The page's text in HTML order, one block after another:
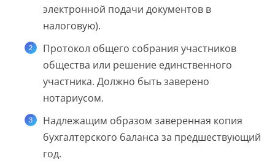
электронной подачи документов в
налоговую).
Протокол общего собрания участников
общества или решение единственного
участника. Должно быть заверено
нотариусом.
Надлежащим образом заверенная копия
бухгалтерского баланса за предшествующий
год.